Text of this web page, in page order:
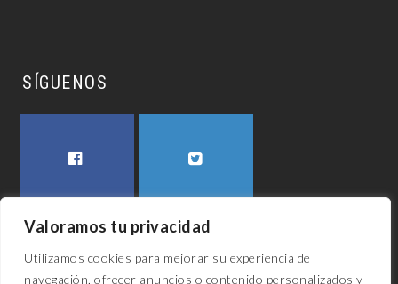
Valoramos tu privacidad
Utilizamos cookies para mejorar su experiencia de
navegación, ofrecer anuncios o contenido personalizados y
SÍGUENOS